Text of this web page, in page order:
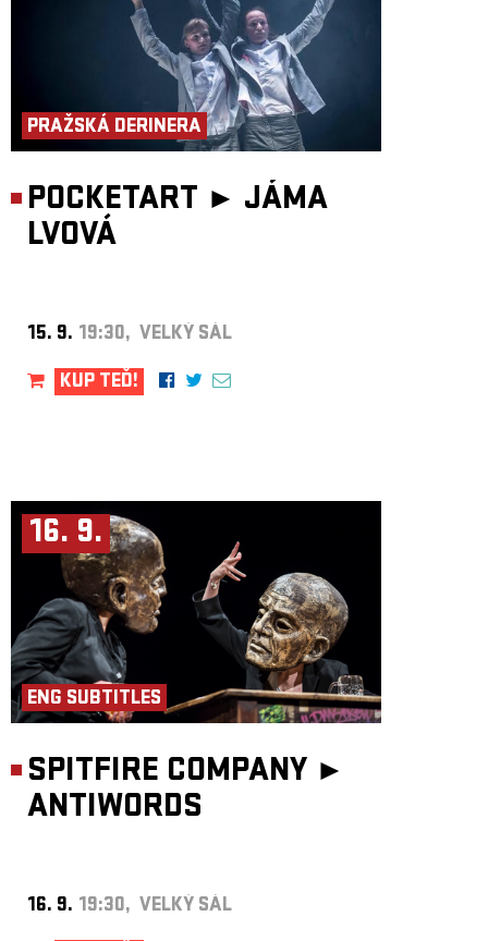
PRAŽSKÁ DERINERA
POCKETART ► JÁMA
LVOVÁ
15. 9. 19:30, VELKÝ SÁL
KUP TEĎ!
16. 9.
ENG SUBTITLES
SPITFIRE COMPANY ►
ANTIWORDS
16. 9. 19:30, VELKÝ SÁL